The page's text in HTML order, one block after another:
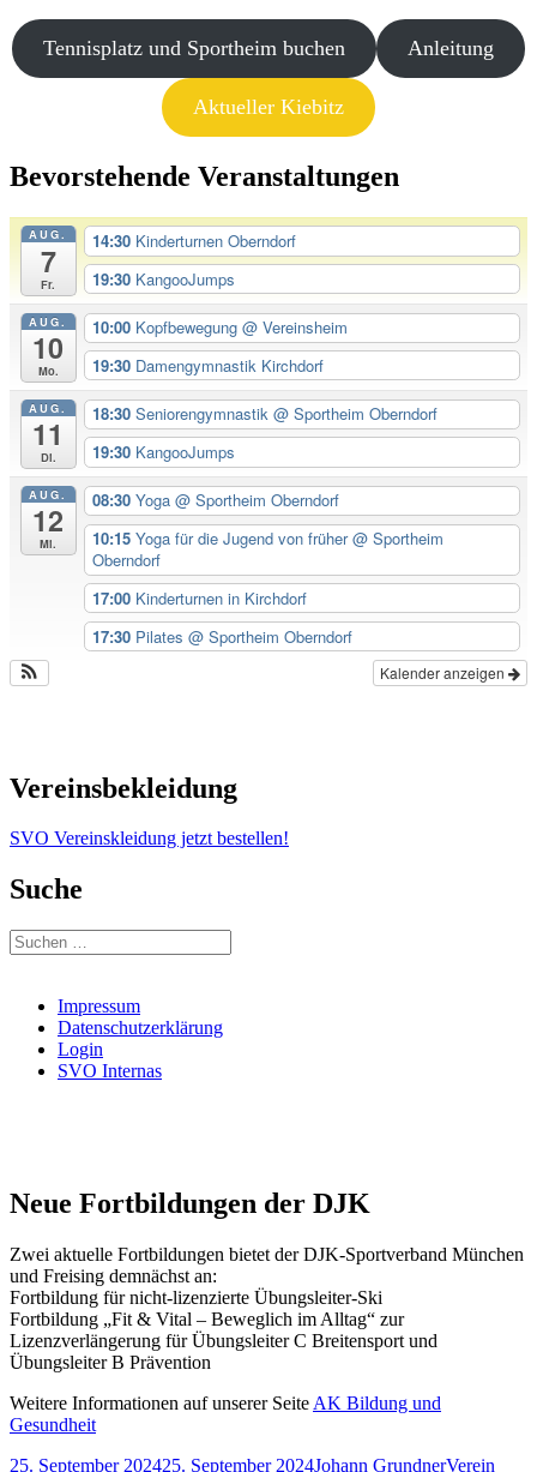
Tennisplatz und Sportheim buchen Anleitung
Aktueller Kiebitz
Bevorstehende Veranstaltungen
AUG.
7
Fr.
14:30 Kinderturnen Oberndorf
19:30 KangooJumps
AUG.
10
Mo.
10:00 Kopfbewegung @ Vereinsheim
19:30 Damengymnastik Kirchdorf
AUG.
11
Di.
18:30 Seniorengymnastik @ Sportheim Oberndorf
19:30 KangooJumps
AUG.
12
Mi.
08:30 Yoga @ Sportheim Oberndorf
10:15 Yoga für die Jugend von früher@ Sportheim
Oberndorf
17:00 Kinderturnen in Kirchdorf
17:30 Pilates @ Sportheim Oberndorf
Kalender anzeigen
Vereinsbekleidung
SVO Vereinskleidung jetzt bestellen!
Suche
Suchen
nach:
Impressum
Datenschutzerklärung
Login
SVO Internas
Neue Fortbildungen der DJK
Zwei aktuelle Fortbildungen bietet der DJK-Sportverband München
und Freising demnächst an:
Fortbildung für nicht-lizenzierte Übungsleiter-Ski
Fortbildung „Fit & Vital – Beweglich im Alltag“ zur
Lizenzverlängerung für Übungsleiter C Breitensport und
Übungsleiter B Prävention
Weitere Informationen auf unserer Seite AK Bildung und
Gesundheit
Veröffentlicht
25. September 202425. September 2024Autor
Johann GrundnerKategorien
Verein